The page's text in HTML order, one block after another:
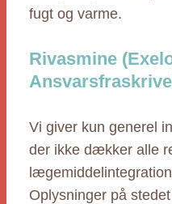
fugt og varme.
Rivasmine
Vi giver kun generel
der ikke dækker alle
Oplysninger på